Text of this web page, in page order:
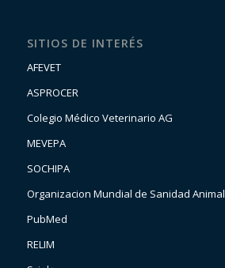
SITIOS DE INTERÉS
AFEVET
ASPROCER
Colegio Médico Veterinario AG
MEVEPA
SOCHIPA
Organizacion Mundial de Sanidad Animal
PubMed
RELIM